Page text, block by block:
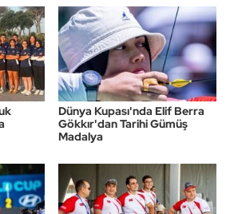
Dünya Kupası'nda Elif Berra
Gökkır'dan Tarihi Gümüş
Madalya
Fitness